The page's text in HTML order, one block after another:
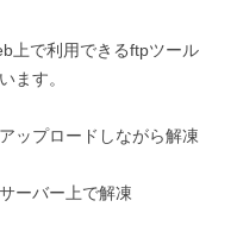
上で利用できるftpツール
ます。
ップロードしながら解凍
ーバー上で解凍